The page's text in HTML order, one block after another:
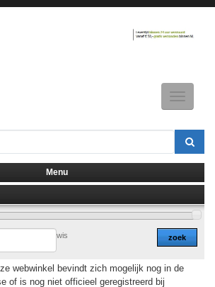
Toggle
▼
▼
Menu
zoek
wis
webwinkel bevindt zich mogelijk nog in de
of is nog niet officieel geregistreerd bij